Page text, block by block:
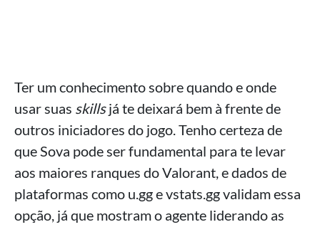
Ter um conhecimento sobre quando e onde
usar suas skillsjá te deixará bem à frente de
outros iniciadores do jogo. Tenho certeza de
que Sova pode ser fundamental para te levar
aos maiores ranques do Valorant, e dados de
plataformas como u.gg e vstats.gg validam essa
opção, já que mostram o agente liderando as